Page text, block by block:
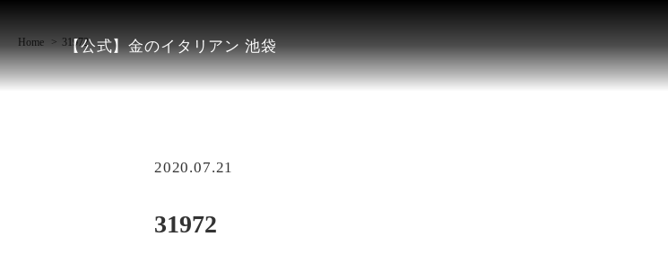
【公式】金のイタリアン 池袋
Home 31972
2020.07.21
31972